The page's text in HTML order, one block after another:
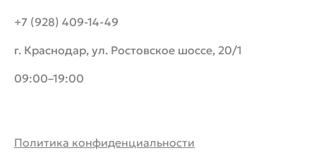
+7 (928) 409-14-49
г. Краснодар, ул. Ростовское шоссе, 20/1
09:00–19:00
Политика конфиденциальности